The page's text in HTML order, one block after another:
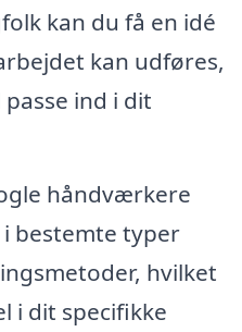
kan du få en idé
kan udføres,
ind i dit
håndværkere
i bestemte typer
hvilket
i dit specifikke